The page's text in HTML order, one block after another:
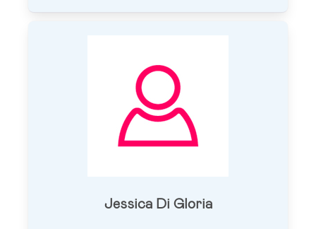
Jessica Di Gloria